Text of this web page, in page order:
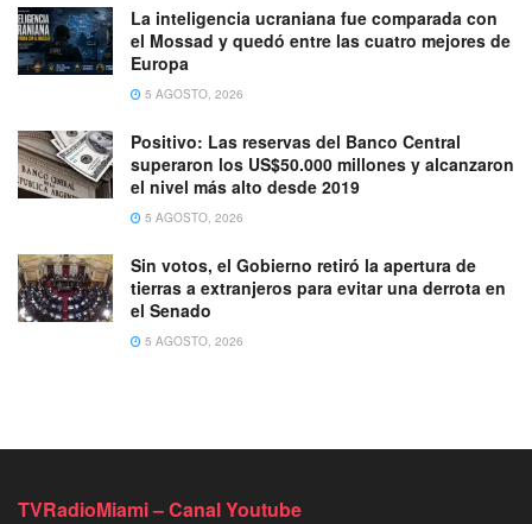
La inteligencia ucraniana fue comparada con
el Mossad y quedó entre las cuatro mejores de
Europa
5 AGOSTO, 2026
Positivo: Las reservas del Banco Central
superaron los US$50.000 millones y alcanzaron
el nivel más alto desde 2019
5 AGOSTO, 2026
Sin votos, el Gobierno retiró la apertura de
tierras a extranjeros para evitar una derrota en
el Senado
5 AGOSTO, 2026
TVRadioMiami – Canal Youtube